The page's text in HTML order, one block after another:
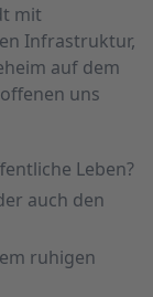
mit
Infrastruktur,
auf dem
uns
Leben?
auch den
ruhigen